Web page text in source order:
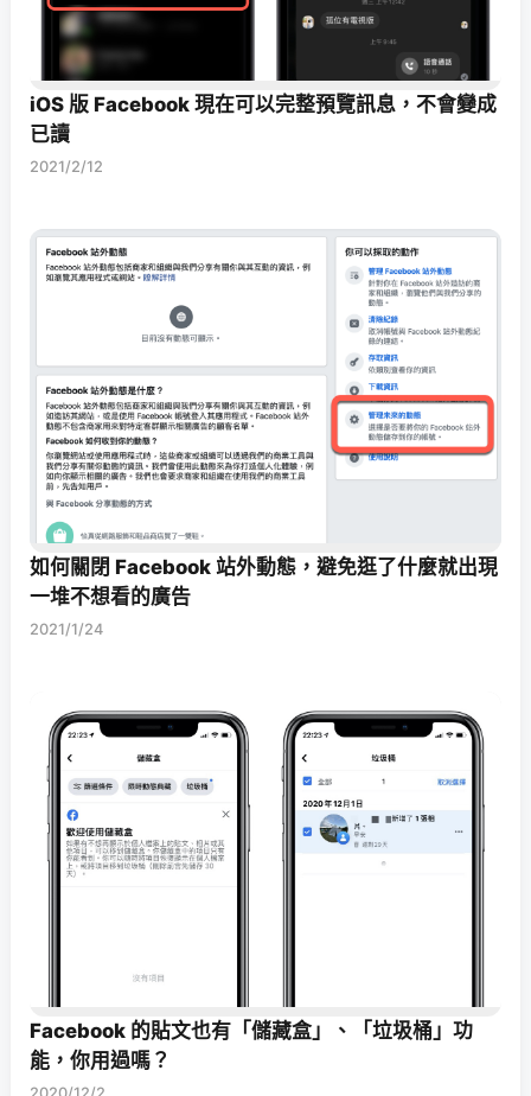
iOS 版 Facebook 現在可以完整預覽訊息，不會變成
已讀
2021/2/12
如何關閉 Facebook 站外動態，避免逛了什麼就出現
一堆不想看的廣告
2021/1/24
Facebook 的貼文也有「儲藏盒」、「垃圾桶」功
能，你用過嗎？